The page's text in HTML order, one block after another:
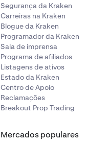
Segurança da Kraken
Carreiras na Kraken
Blogue da Kraken
Programador da Kraken
Sala de imprensa
Programa de afiliados
Listagens de ativos
Estado da Kraken
Centro de Apoio
Reclamações
Breakout Prop Trading
Mercados populares